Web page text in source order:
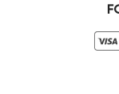
Compre pelo
Venda
Super Friday